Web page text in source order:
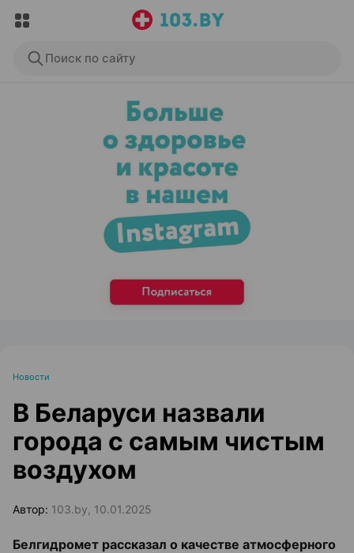
Поиск по сайту
ЭФФЕКТИВНАЯ РЕКЛАМА НА САЙТЕ
Новости
В Беларуси назвали
города с самым чистым
воздухом
Автор: 103.by, 10.01.2025
Белгидромет рассказал о качестве атмосферного